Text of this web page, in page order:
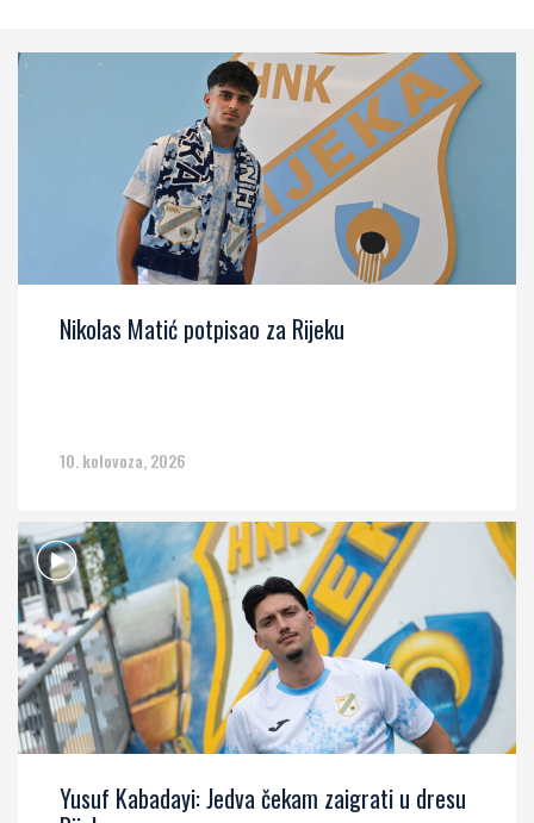
Nikolas Matić potpisao za Rijeku
10. kolovoza, 2026
Yusuf Kabadayi: Jedva čekam zaigrati u dresu